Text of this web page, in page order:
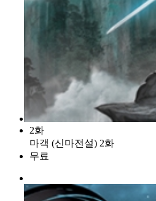
2화
마객 (신마전설) 2화
무료